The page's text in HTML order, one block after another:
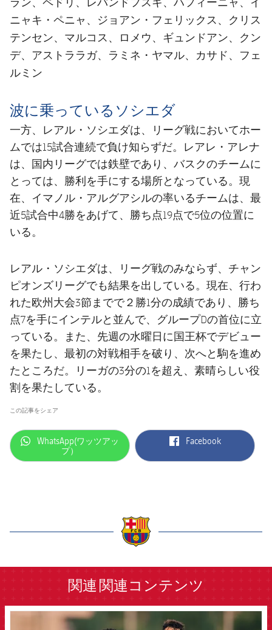
ニャキ・ペニャ、ジョアン・フェリックス、クリス
テンセン、マルコス、ロメウ、ギュンドアン、クン
デ、アストララガ、ラミネ・ヤマル、カサド、フェ
ルミン
波に乗っているソシエダ
一方、レアル・ソシエダは、リーグ戦においてホー
ムでは15試合連続で負け知らずだ。レアレ・アレナ
は、国内リーグでは鉄壁であり、バスクのチームに
とっては、勝利を手にする場所となっている。現
在、イマノル・アルグアシルの率いるチームは、最
近5試合中4勝をあげて、勝ち点19点で5位の位置に
いる。
レアル・ソシエダは、リーグ戦のみならず、チャン
ピオンズリーグでも結果を出している。現在、行わ
れた欧州大会3節までで２勝1分の成績であり、勝ち
点7を手にインテルと並んで、グループDの首位に立
っている。また、先週の水曜日に国王杯でデビュー
を果たし、最初の対戦相手を破り、次へと駒を進め
たところだ。リーガの3分の1を超え、素晴らしい役
割を果たしている。
この記事をシェア
label.aria.whatsapp
WhatsApp(ワッツアッ
プ）
label.aria.facebook
Facebook
関連 関連コンテンツ
FCB Barcelona badge